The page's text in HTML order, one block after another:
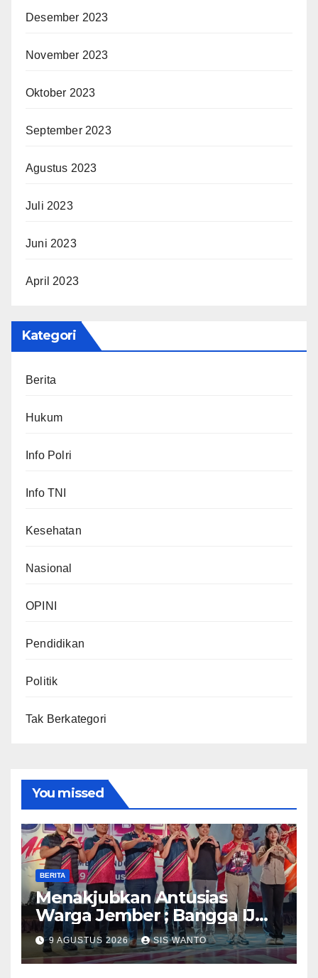
Desember 2023
November 2023
Oktober 2023
September 2023
Agustus 2023
Juli 2023
Juni 2023
April 2023
Kategori
Berita
Hukum
Info Polri
Info TNI
Kesehatan
Nasional
OPINI
Pendidikan
Politik
Tak Berkategori
You missed
BERITA
Menakjubkan Antusias
Warga Jember ; Bangga IJMC
Sangat Luar Biasa
9 AGUSTUS 2026 SIS WANTO